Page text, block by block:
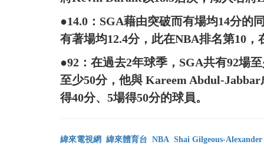
●14.0：SGA藉由突破而有場均14分的
有著場均12.4分，此在NBA排名第10，
●92：在過去2年球季，SGA共有92場
至少50分，他與 Kareem Abdul-
得40分、5場得50分的球員。
緯來電視網 緯來體育台 NBA Shai Gilgeous-Alexander